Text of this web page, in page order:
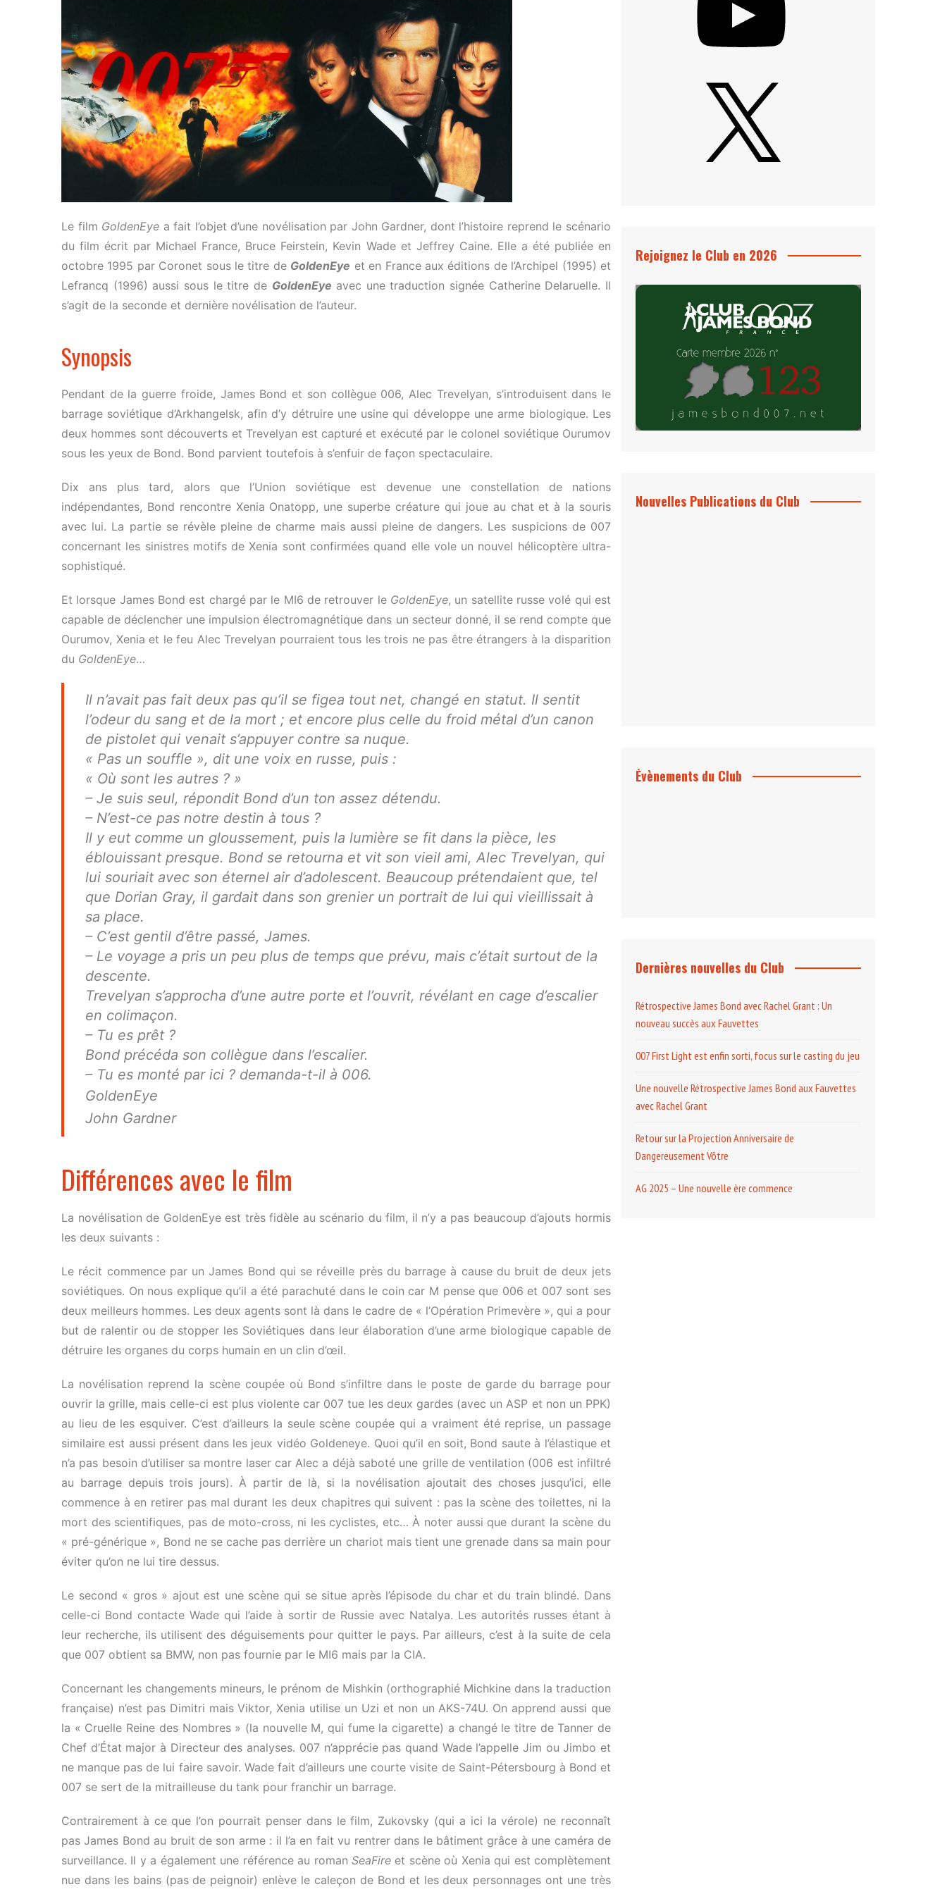
Le film GoldenEye a fait l’objet d’une novélisation par John Gardner, dont l’histoire reprend le scénario
du film écrit par Michael France, Bruce Feirstein, Kevin Wade et Jeffrey Caine. Elle a été publiée en
octobre 1995 par Coronet sous le titre de GoldenEye et en France aux éditions de l’Archipel (1995) et
Lefrancq (1996) aussi sous le titre de GoldenEye avec une traduction signée Catherine Delaruelle. Il
s’agit de la seconde et dernière novélisation de l’auteur.
Synopsis
Pendant de la guerre froide, James Bond et son collègue 006, Alec Trevelyan, s’introduisent dans le
barrage soviétique d’Arkhangelsk, afin d’y détruire une usine qui développe une arme biologique. Les
deux hommes sont découverts et Trevelyan est capturé et exécuté par le colonel soviétique Ourumov
sous les yeux de Bond. Bond parvient toutefois à s’enfuir de façon spectaculaire.
Dix ans plus tard, alors que l’Union soviétique est devenue une constellation de nations
indépendantes, Bond rencontre Xenia Onatopp, une superbe créature qui joue au chat et à la souris
avec lui. La partie se révèle pleine de charme mais aussi pleine de dangers. Les suspicions de 007
concernant les sinistres motifs de Xenia sont confirmées quand elle vole un nouvel hélicoptère ultra-
sophistiqué.
Et lorsque James Bond est chargé par le MI6 de retrouver le GoldenEye, un satellite russe volé qui est
capable de déclencher une impulsion électromagnétique dans un secteur donné, il se rend compte que
Ourumov, Xenia et le feu Alec Trevelyan pourraient tous les trois ne pas être étrangers à la disparition
du GoldenEye…
Il n’avait pas fait deux pas qu’il se figea tout net, changé en statut. Il sentit
l’odeur du sang et de la mort ; et encore plus celle du froid métal d’un canon
de pistolet qui venait s’appuyer contre sa nuque.
« Pas un souffle », dit une voix en russe, puis :
« Où sont les autres ? »
– Je suis seul, répondit Bond d’un ton assez détendu.
– N’est-ce pas notre destin à tous ?
Il y eut comme un gloussement, puis la lumière se fit dans la pièce, les
éblouissant presque. Bond se retourna et vit son vieil ami, Alec Trevelyan, qui
lui souriait avec son éternel air d’adolescent. Beaucoup prétendaient que, tel
que Dorian Gray, il gardait dans son grenier un portrait de lui qui vieillissait à
sa place.
– C’est gentil d’être passé, James.
– Le voyage a pris un peu plus de temps que prévu, mais c’était surtout de la
descente.
Trevelyan s’approcha d’une autre porte et l’ouvrit, révélant en cage d’escalier
en colimaçon.
– Tu es prêt ?
Bond précéda son collègue dans l’escalier.
– Tu es monté par ici ? demanda-t-il à 006.
GoldenEye
John Gardner
Différences avec le film
La novélisation de GoldenEye est très fidèle au scénario du film, il n’y a pas beaucoup d’ajouts hormis
les deux suivants :
Le récit commence par un James Bond qui se réveille près du barrage à cause du bruit de deux jets
soviétiques. On nous explique qu’il a été parachuté dans le coin car M pense que 006 et 007 sont ses
deux meilleurs hommes. Les deux agents sont là dans le cadre de « l’Opération Primevère », qui a pour
but de ralentir ou de stopper les Soviétiques dans leur élaboration d’une arme biologique capable de
détruire les organes du corps humain en un clin d’œil.
La novélisation reprend la scène coupée où Bond s’infiltre dans le poste de garde du barrage pour
ouvrir la grille, mais celle-ci est plus violente car 007 tue les deux gardes (avec un ASP et non un PPK)
au lieu de les esquiver. C’est d’ailleurs la seule scène coupée qui a vraiment été reprise, un passage
similaire est aussi présent dans les jeux vidéo Goldeneye. Quoi qu’il en soit, Bond saute à l’élastique et
n’a pas besoin d’utiliser sa montre laser car Alec a déjà saboté une grille de ventilation (006 est infiltré
au barrage depuis trois jours). À partir de là, si la novélisation ajoutait des choses jusqu’ici, elle
commence à en retirer pas mal durant les deux chapitres qui suivent : pas la scène des toilettes, ni la
mort des scientifiques, pas de moto-cross, ni les cyclistes, etc… À noter aussi que durant la scène du
« pré-générique », Bond ne se cache pas derrière un chariot mais tient une grenade dans sa main pour
éviter qu’on ne lui tire dessus.
Le second « gros » ajout est une scène qui se situe après l’épisode du char et du train blindé. Dans
celle-ci Bond contacte Wade qui l’aide à sortir de Russie avec Natalya. Les autorités russes étant à
leur recherche, ils utilisent des déguisements pour quitter le pays. Par ailleurs, c’est à la suite de cela
que 007 obtient sa BMW, non pas fournie par le MI6 mais par la CIA.
Concernant les changements mineurs, le prénom de Mishkin (orthographié Michkine dans la traduction
française) n’est pas Dimitri mais Viktor, Xenia utilise un Uzi et non un AKS-74U. On apprend aussi que
la « Cruelle Reine des Nombres » (la nouvelle M, qui fume la cigarette) a changé le titre de Tanner de
Chef d’État major à Directeur des analyses. 007 n’apprécie pas quand Wade l’appelle Jim ou Jimbo et
ne manque pas de lui faire savoir. Wade fait d’ailleurs une courte visite de Saint-Pétersbourg à Bond et
007 se sert de la mitrailleuse du tank pour franchir un barrage.
Contrairement à ce que l’on pourrait penser dans le film, Zukovsky (qui a ici la vérole) ne reconnaît
pas James Bond au bruit de son arme : il l’a en fait vu rentrer dans le bâtiment grâce à une caméra de
surveillance. Il y a également une référence au roman SeaFireet scène où Xenia qui est complètement
nue dans les bains (pas de peignoir) enlève le caleçon de Bond et les deux personnages ont une très
Rejoignez le Club en 2026
Nouvelles Publications du Club
Évènements du Club
Dernières nouvelles du Club
Rétrospective James Bond avec Rachel Grant : Un
nouveau succès aux Fauvettes
007 First Light est enfin sorti, focus sur le casting du jeu
Une nouvelle Rétrospective James Bond aux Fauvettes
avec Rachel Grant
Retour sur la Projection Anniversaire de
Dangereusement Vôtre
AG 2025 – Une nouvelle ère commence